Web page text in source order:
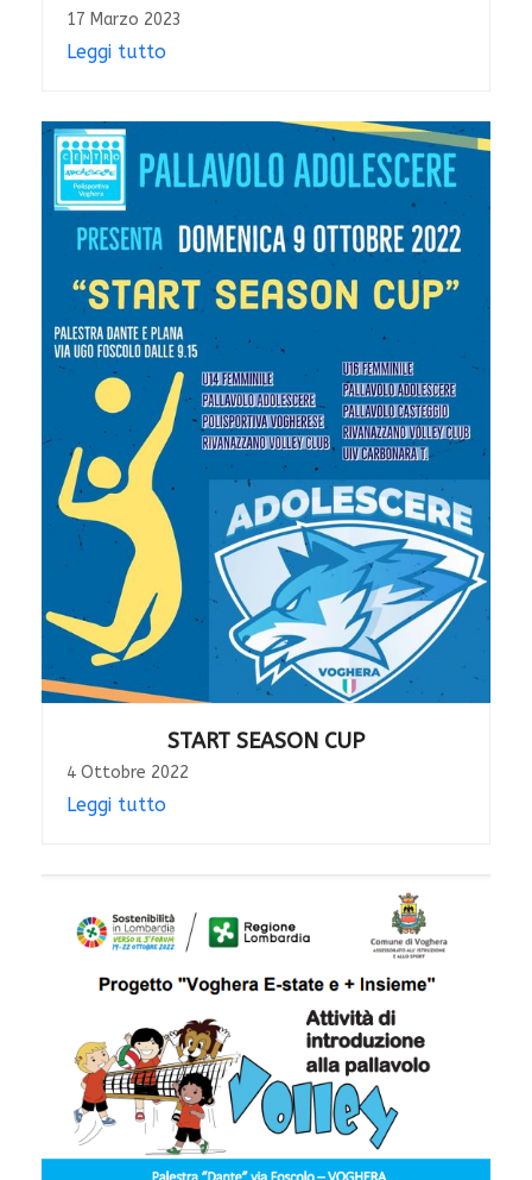
17 Marzo 2023
Leggi tutto
START SEASON CUP
4 Ottobre 2022
Leggi tutto